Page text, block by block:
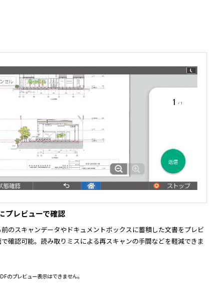
プレビューで確認
のスキャンデータやドキュメントボックスに蓄積した文書をプレビ
で確認可能。読み取りミスによる再スキャンの手間などを軽減できま
のプレビュー表示はできません。